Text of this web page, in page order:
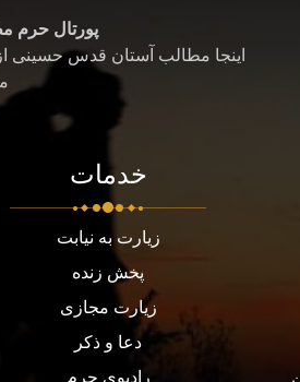
پورتال حرم
اینجا مطالب آستان قدس حسینی
خدمات
زیارت به نیابت
پخش زنده
زیارت مجازی
دعا و ذکر
رادیوی حرم